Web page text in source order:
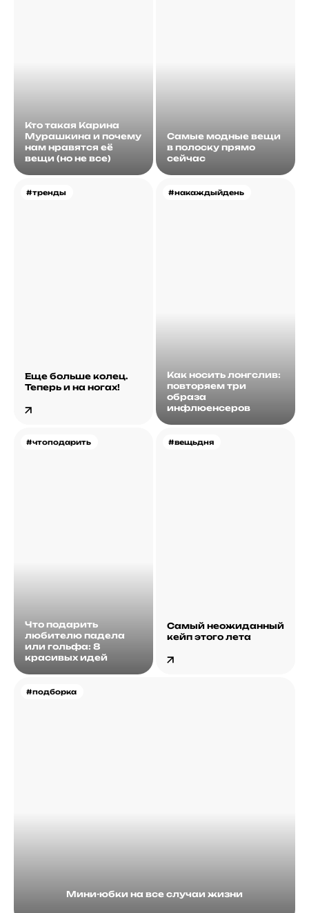
Кто такая Карина
Мурашкина и почему
нам нравятся её
вещи (но не все)
Самые модные вещи
в полоску прямо
сейчас
#тренды
Еще больше колец.
Теперь и на ногах!
#накаждыйдень
Как носить лонгслив:
повторяем три
образа
инфлюенсеров
#чтоподарить
Что подарить
любителю падела
или гольфа: 8
красивых идей
#подборка
Мини-юбки на все случаи жизни
#вещьдня
Самый неожиданный
кейп этого лета